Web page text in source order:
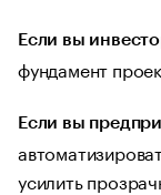
Если вы
фундамент
Если вы
усилить